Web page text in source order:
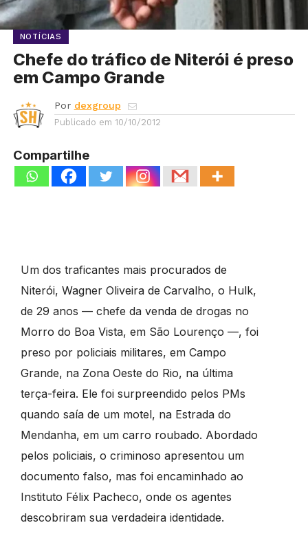
NOTÍCIAS
Chefe do tráfico de Niterói é preso
em Campo Grande
Por dexgroup
Publicado em 10/10/2012
Compartilhe
Um dos traficantes mais procurados de
Niterói, Wagner Oliveira de Carvalho, o Hulk,
de 29 anos — chefe da venda de drogas no
Morro do Boa Vista, em São Lourenço —, foi
preso por policiais militares, em Campo
Grande, na Zona Oeste do Rio, na última
terça-feira. Ele foi surpreendido pelos PMs
quando saía de um motel, na Estrada do
Mendanha, em um carro roubado. Abordado
pelos policiais, o criminoso apresentou um
documento falso, mas foi encaminhado ao
Instituto Félix Pacheco, onde os agentes
descobriram sua verdadeira identidade.